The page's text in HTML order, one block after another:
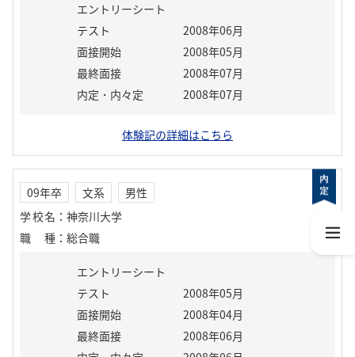
エントリーシート
テスト
2008年06月
面接開始
2008年05月
最終面接
2008年07月
内定・内々定
2008年07月
体験記の詳細はこちら
09年卒 文系
男性
学校名 ： 神奈川大学
職種 ： 総合職
エントリーシート
テスト
2008年05月
面接開始
2008年04月
最終面接
2008年06月